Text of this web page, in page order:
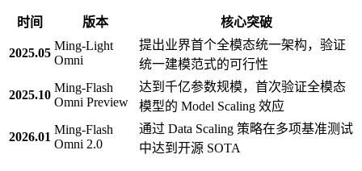
时间 版本 核心突破
2025.05
Ming-Light
Omni
提出业界首个全模态统一架构，验证
统一建模范式的可行性
2025.10
Ming-Flash
Omni Preview
达到千亿参数规模，首次验证全模态
模型的 Model Scaling 效应
2026.01
Ming-Flash
Omni 2.0
通过 Data Scaling 策略在多项基准测试
中达到开源 SOTA